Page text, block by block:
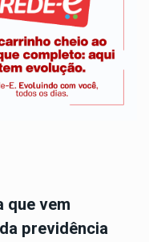
que vem
previdência